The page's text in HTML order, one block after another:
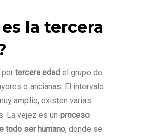
la tercera
por tercera edad el grupo de
o ancianas. El intervalo
amplio, existen varias
La vejez es un proceso
todo ser humano, donde se